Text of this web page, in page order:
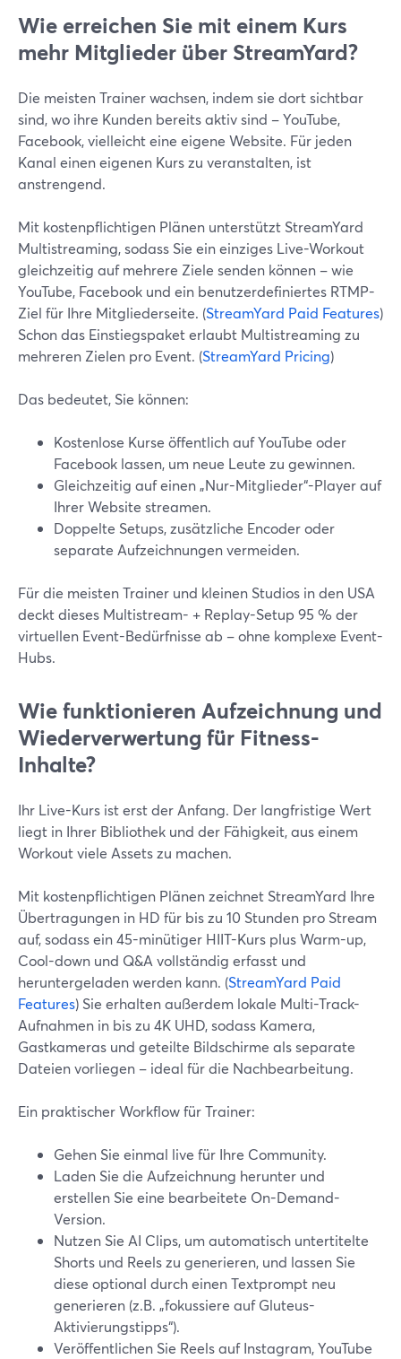
Wie erreichen Sie mit einem Kurs
mehr Mitglieder über StreamYard?
Die meisten Trainer wachsen, indem sie dort sichtbar
sind, wo ihre Kunden bereits aktiv sind – YouTube,
Facebook, vielleicht eine eigene Website. Für jeden
Kanal einen eigenen Kurs zu veranstalten, ist
anstrengend.
Mit kostenpflichtigen Plänen unterstützt StreamYard
Multistreaming, sodass Sie ein einziges Live-Workout
gleichzeitig auf mehrere Ziele senden können – wie
YouTube, Facebook und ein benutzerdefiniertes RTMP-
Ziel für Ihre Mitgliederseite. (StreamYard Paid Features)
Schon das Einstiegspaket erlaubt Multistreaming zu
mehreren Zielen pro Event. (StreamYard Pricing)
Das bedeutet, Sie können:
Kostenlose Kurse öffentlich auf YouTube oder
Facebook lassen, um neue Leute zu gewinnen.
Gleichzeitig auf einen „Nur-Mitglieder“-Player auf
Ihrer Website streamen.
Doppelte Setups, zusätzliche Encoder oder
separate Aufzeichnungen vermeiden.
Für die meisten Trainer und kleinen Studios in den USA
deckt dieses Multistream- + Replay-Setup 95 % der
virtuellen Event-Bedürfnisse ab – ohne komplexe Event-
Hubs.
Wie funktionieren Aufzeichnung und
Wiederverwertung für Fitness-
Inhalte?
Ihr Live-Kurs ist erst der Anfang. Der langfristige Wert
liegt in Ihrer Bibliothek und der Fähigkeit, aus einem
Workout viele Assets zu machen.
Mit kostenpflichtigen Plänen zeichnet StreamYard Ihre
Übertragungen in HD für bis zu 10 Stunden pro Stream
auf, sodass ein 45-minütiger HIIT-Kurs plus Warm-up,
Cool-down und Q&A vollständig erfasst und
heruntergeladen werden kann. (StreamYard Paid
Features) Sie erhalten außerdem lokale Multi-Track-
Aufnahmen in bis zu 4K UHD, sodass Kamera,
Gastkameras und geteilte Bildschirme als separate
Dateien vorliegen – ideal für die Nachbearbeitung.
Ein praktischer Workflow für Trainer:
Gehen Sie einmal live für Ihre Community.
Laden Sie die Aufzeichnung herunter und
erstellen Sie eine bearbeitete On-Demand-
Version.
Nutzen Sie AI Clips, um automatisch untertitelte
Shorts und Reels zu generieren, und lassen Sie
diese optional durch einen Textprompt neu
generieren (z.B. „fokussiere auf Gluteus-
Aktivierungstipps“).
Veröffentlichen Sie Reels auf Instagram, YouTube